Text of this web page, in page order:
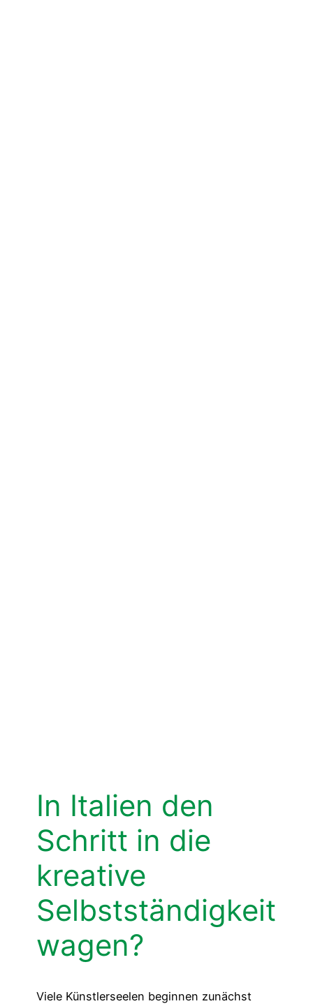
In Italien den
Schritt in die
kreative
Selbstständigkeit
wagen?
Viele Künstlerseelen beginnen zunächst